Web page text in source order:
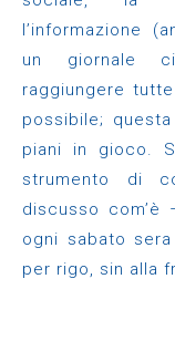
l’informazione
un giornale
raggiungere
possibile;
piani in gioco.
strumento di
discusso
ogni sabato
per rigo, sin alla